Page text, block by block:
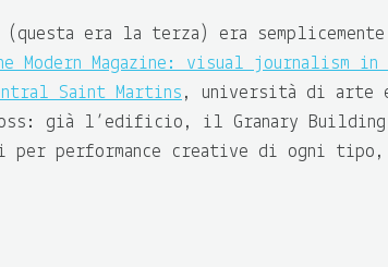
(questa era la terza) era
Modern Magazine: visual journalism in
Saint Martins , università di arte
già l’edificio, il Granary
per performance creative di ogni